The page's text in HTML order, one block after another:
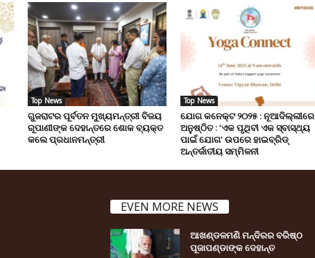
Top News
ଗୁଜରାଟର ପୂର୍ବତନ ମୁଖ୍ୟମନ୍ତ୍ରୀ ବିଜୟ
ରୂପାଣୀଙ୍କ ଦେହାନ୍ତରେ ଶୋକ ବ୍ୟକ୍ତ
କଲେ ପ୍ରଧାନମନ୍ତ୍ରୀ
Top News
ଯୋଗ କନେକ୍ଟ ୨୦୨୫ : ନୂଆଦିଲ୍ଲୀରେ
ଅନୁଷ୍ଠିତ : ‘ଏକ ପୃଥିବୀ ଏକ ସ୍ବାସ୍ଥ୍ୟ
ପାଇଁ ଯୋଗ’ ଉପରେ ହାଇବ୍ରିଡ୍
ଅନ୍ତର୍ଜାତୀୟ ସମ୍ମିଳନୀ
EVEN MORE NEWS
ଆଖଣ୍ଡଳମଣି ମନ୍ଦିରର ବରିଷ୍ଠ
ପୂଜାପଣ୍ଡାଙ୍କ ଦେହାନ୍ତ